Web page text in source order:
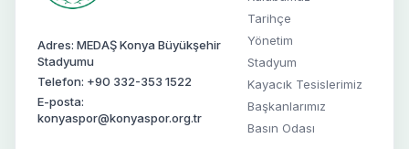
Adres: MEDAŞ Konya Büyükşehir
Stadyumu
Telefon: +90 332-353 1522
E-posta:
konyaspor@konyaspor.org.tr
Tarihçe
Yönetim
Stadyum
Kayacık Tesislerimiz
Başkanlarımız
Basın Odası